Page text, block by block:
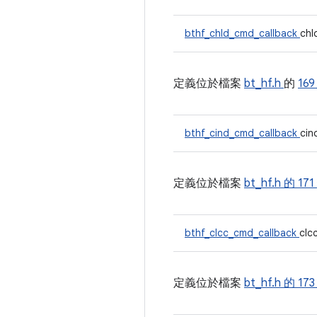
bthf_chld_cmd_callback
定義位於檔案 bt_hf.h 的 169
bthf_cind_cmd_callback
定義位於檔案 bt_hf.h 的 171
bthf_clcc_cmd_callback
定義位於檔案 bt_hf.h 的 173